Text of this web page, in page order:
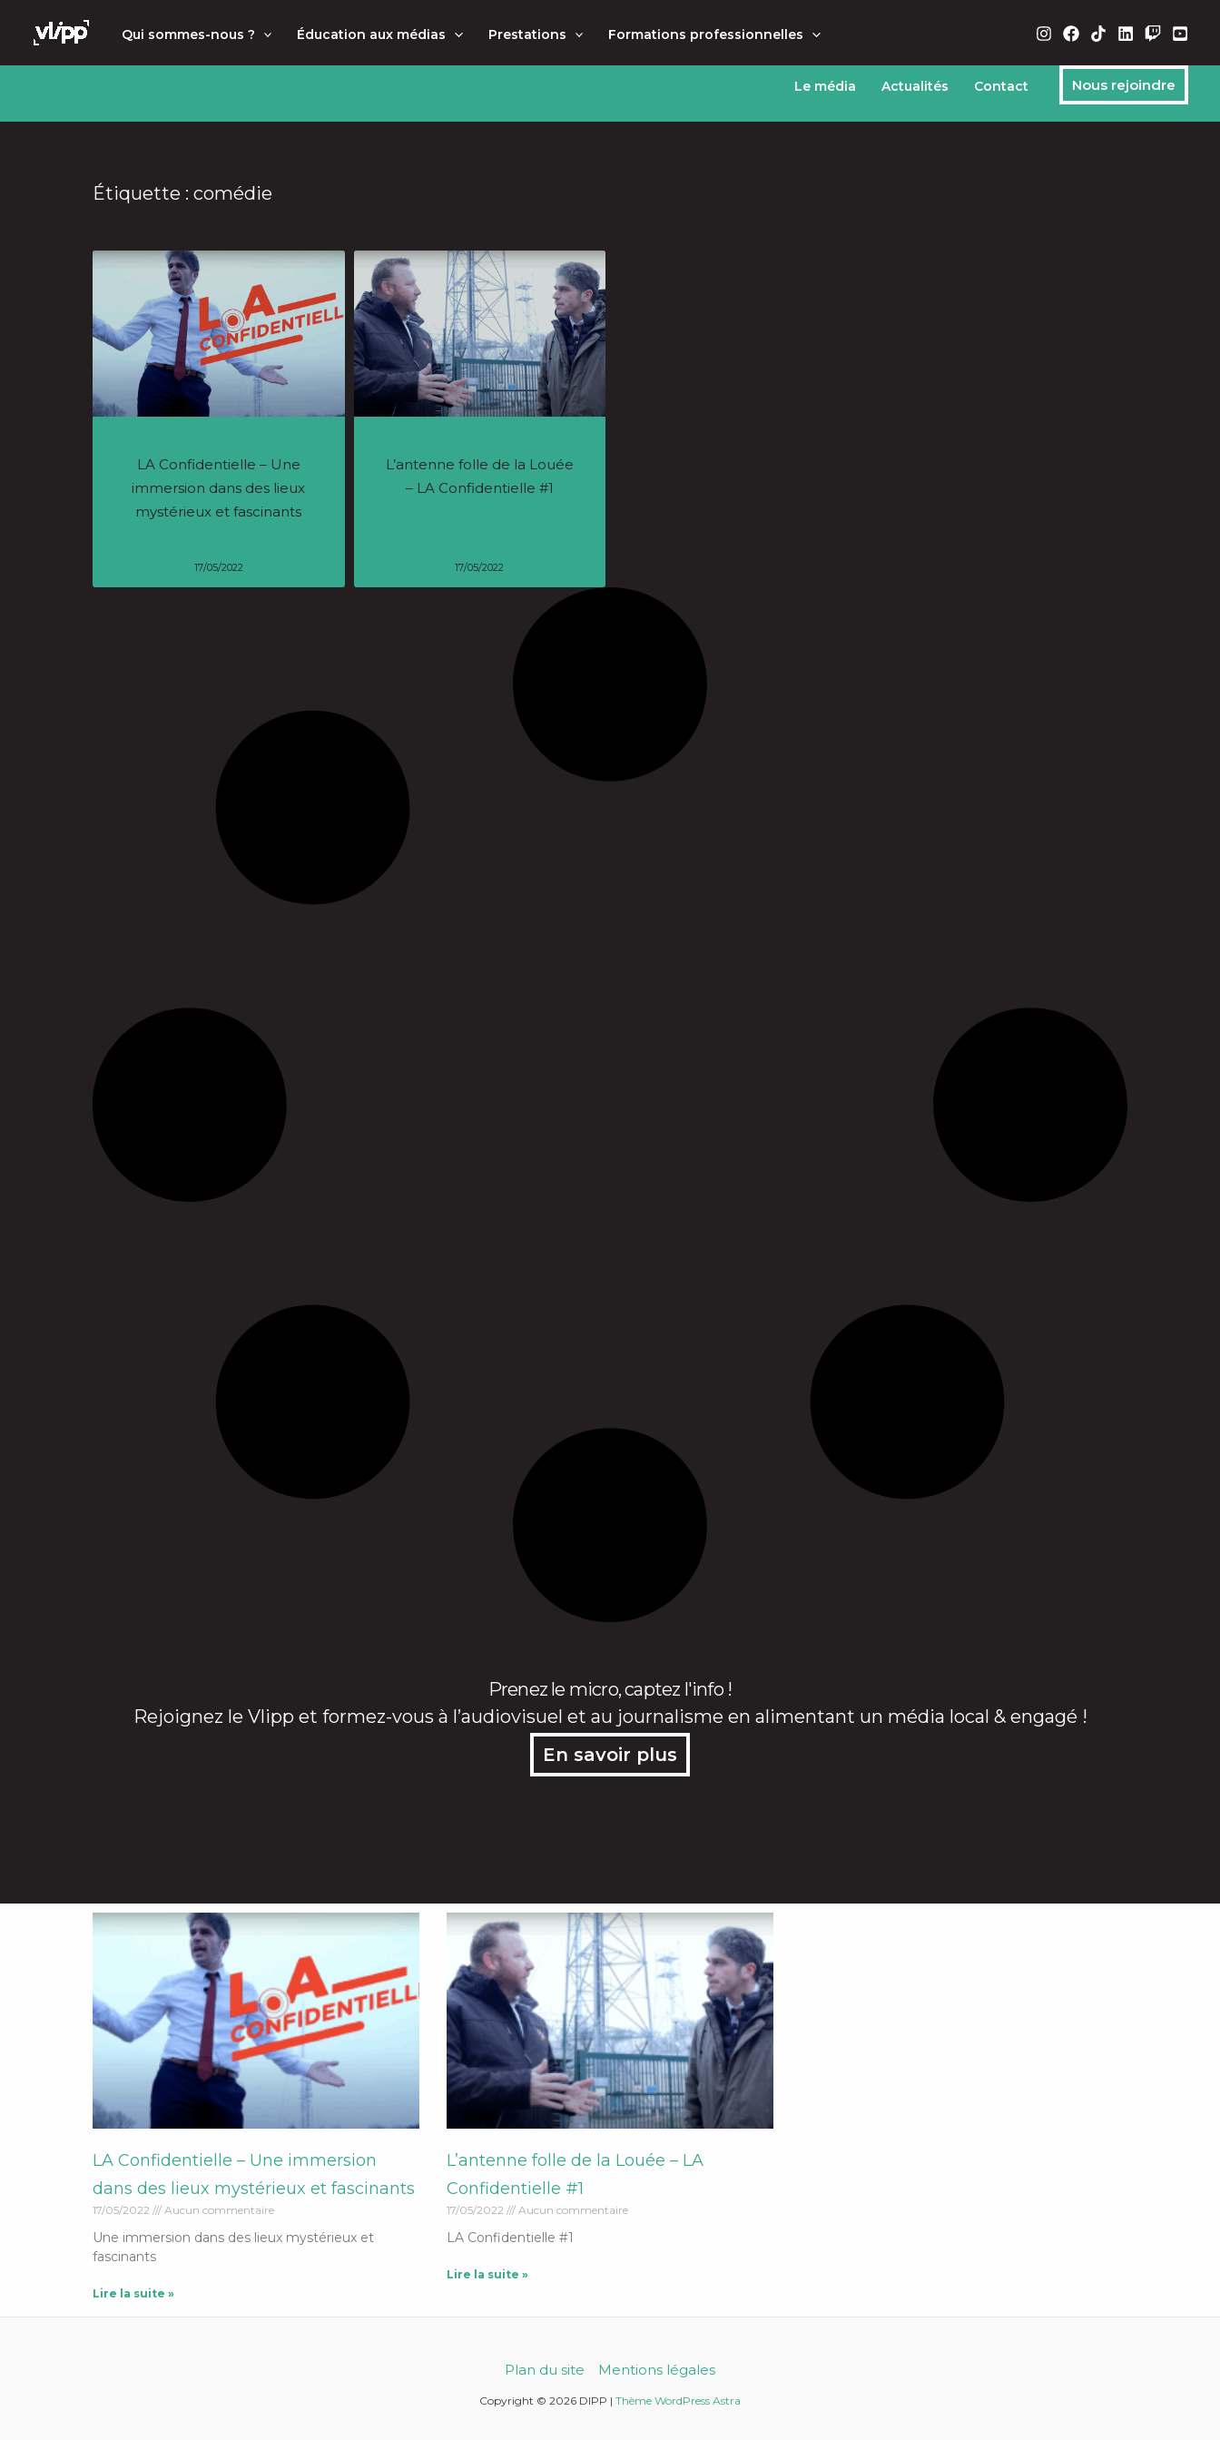
principal
Qui sommes-nous ? Éducation aux médias Prestations Formations professionnelles
Le média Actualités Contact Nous rejoindre
Étiquette : comédie
LA Confidentielle – Une
immersion dans des lieux
mystérieux et fascinants
17/05/2022
L’antenne folle de la Louée
– LA Confidentielle #1
17/05/2022
Prenez le micro, captez l'info !
Rejoignez le Vlipp et formez-vous à l’audiovisuel et au journalisme en alimentant un média local & engagé !
En savoir plus
LA Confidentielle – Une immersion
dans des lieux mystérieux et fascinants
17/05/2022 Aucun commentaire
Une immersion dans des lieux mystérieux et
fascinants
Lire la suite »
L’antenne folle de la Louée – LA
Confidentielle #1
17/05/2022 Aucun commentaire
LA Confidentielle #1
Lire la suite »
Plan du site Mentions légales
Copyright © 2026 DIPP | Thème WordPress Astra